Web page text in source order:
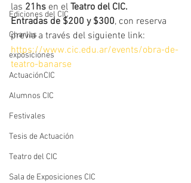
Ediciones del CIC
Charlas
exposiciones
ActuaciónCIC
Alumnos CIC
Festivales
Tesis de Actuación
Teatro del CIC
Sala de Exposiciones CIC
las 21hs en el Teatro del CIC.
Entradas de $200 y $300, con reserva
previa a través del siguiente link:
https://www.cic.edu.ar/events/obra-de-
teatro-banarse